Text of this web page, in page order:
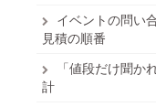
イベントの問い
見積の順番
「値段だけ聞か
計